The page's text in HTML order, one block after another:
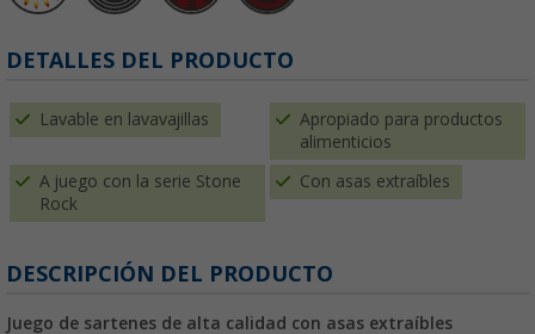
DETALLES DEL PRODUCTO
Lavable en lavavajillas
Apropiado para productos
alimenticios
A juego con la serie Stone
Rock
Con asas extraíbles
DESCRIPCIÓN DEL PRODUCTO
Juego de sartenes de alta calidad con asas extraíbles